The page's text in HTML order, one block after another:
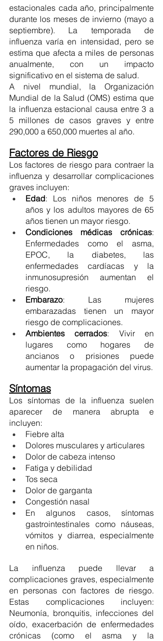
estacionales cada año, principalmente
durante los meses de invierno (mayo a
septiembre). La temporada de
influenza varía en intensidad, pero se
estima que afecta a miles de personas
anualmente, con un impacto
significativo en el sistema de salud.
A nivel mundial, la Organización
Mundial de la Salud (OMS) estima que
la influenza estacional causa entre 3 a
5 millones de casos graves y entre
290,000 a 650,000 muertes al año.
Factores de Riesgo
Los factores de riesgo para contraer la
influenza y desarrollar complicaciones
graves incluyen:
Edad: Los niños menores de 5
años y los adultos mayores de 65
años tienen un mayor riesgo.
Condiciones médicas crónicas:
Enfermedades como el asma,
EPOC, la diabetes, las
enfermedades cardíacas y la
inmunosupresión aumentan el
riesgo.
Embarazo: Las mujeres
embarazadas tienen un mayor
riesgo de complicaciones.
Ambientes cerrados: Vivir en
lugares como hogares de
ancianos o prisiones puede
aumentar la propagación del virus.
Síntomas
Los síntomas de la influenza suelen
aparecer de manera abrupta e
incluyen:
Fiebre alta
Dolores musculares y articulares
Dolor de cabeza intenso
Fatiga y debilidad
Tos seca
Dolor de garganta
Congestión nasal
En algunos casos, síntomas
gastrointestinales como náuseas,
vómitos y diarrea, especialmente
en niños.
La influenza puede llevar a
complicaciones graves, especialmente
en personas con factores de riesgo.
Estas complicaciones incluyen:
Neumonía, bronquitis, infecciones del
oído, exacerbación de enfermedades
crónicas (como el asma y la